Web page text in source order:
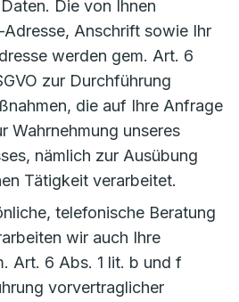
Die von Ihnen
Anschrift sowie Ihr
werden gem. Art. 6
zur Durchführung
die auf Ihre Anfrage
Wahrnehmung unseres
nämlich zur Ausübung
Tätigkeit verarbeitet.
telefonische Beratung
wir auch Ihre
Art. 6 Abs. 1 lit. b und f
vorvertraglicher